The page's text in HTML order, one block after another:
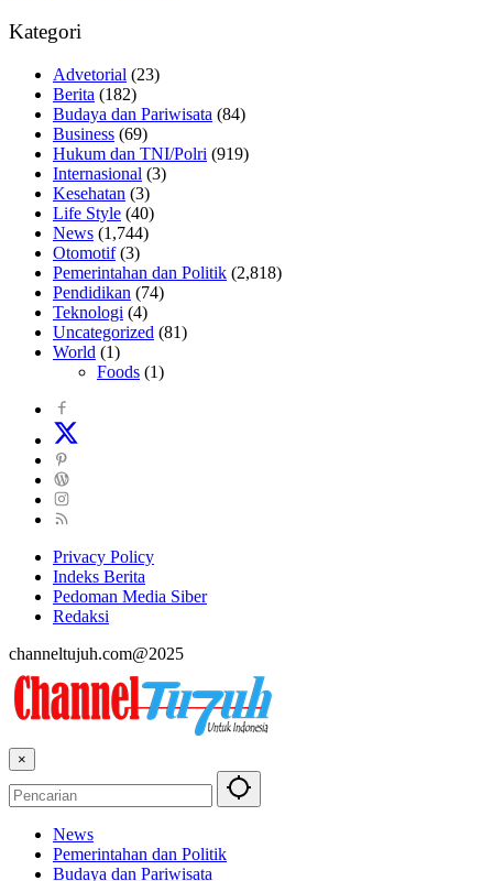
Kategori
Advetorial (23)
Berita (182)
Budaya dan Pariwisata (84)
Business (69)
Hukum dan TNI/Polri (919)
Internasional (3)
Kesehatan (3)
Life Style (40)
News (1,744)
Otomotif(3)
Pemerintahan dan Politik (2,818)
Pendidikan (74)
Teknologi (4)
Uncategorized (81)
World (1)
Foods (1)
Privacy Policy
Indeks Berita
Pedoman Media Siber
Redaksi
channeltujuh.com@2025
×
News
Pemerintahan dan Politik
Budaya dan Pariwisata